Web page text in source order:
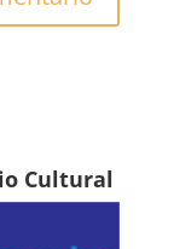
Cultural